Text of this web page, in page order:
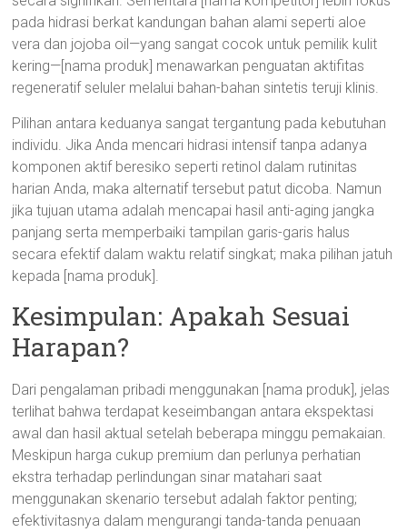
pada hidrasi berkat kandungan bahan alami seperti aloe
vera dan jojoba oil—yang sangat cocok untuk pemilik kulit
kering—[nama produk] menawarkan penguatan aktifitas
regeneratif seluler melalui bahan-bahan sintetis teruji klinis.
Pilihan antara keduanya sangat tergantung pada kebutuhan
individu. Jika Anda mencari hidrasi intensif tanpa adanya
komponen aktif beresiko seperti retinol dalam rutinitas
harian Anda, maka alternatif tersebut patut dicoba. Namun
jika tujuan utama adalah mencapai hasil anti-aging jangka
panjang serta memperbaiki tampilan garis-garis halus
secara efektif dalam waktu relatif singkat; maka pilihan jatuh
kepada [nama produk].
Kesimpulan: Apakah Sesuai
Harapan?
Dari pengalaman pribadi menggunakan [nama produk], jelas
terlihat bahwa terdapat keseimbangan antara ekspektasi
awal dan hasil aktual setelah beberapa minggu pemakaian.
Meskipun harga cukup premium dan perlunya perhatian
ekstra terhadap perlindungan sinar matahari saat
menggunakan skenario tersebut adalah faktor penting;
efektivitasnya dalam mengurangi tanda-tanda penuaan